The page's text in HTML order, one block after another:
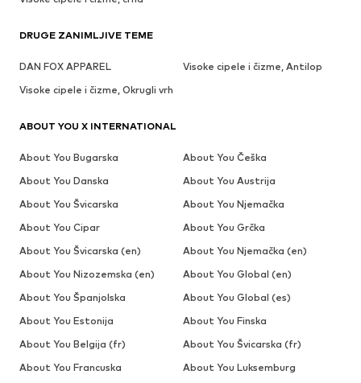
DRUGE ZANIMLJIVE TEME
DAN FOX APPAREL
Visoke cipele i čizme, Antilop
Visoke cipele i čizme, Okrugli vrh
ABOUT YOU X INTERNATIONAL
About You Bugarska
About You Češka
About You Danska
About You Austrija
About You Švicarska
About You Njemačka
About You Cipar
About You Grčka
About You Švicarska (en)
About You Njemačka (en)
About You Nizozemska (en)
About You Global (en)
About You Španjolska
About You Global (es)
About You Estonija
About You Finska
About You Belgija (fr)
About You Švicarska (fr)
About You Francuska
About You Luksemburg